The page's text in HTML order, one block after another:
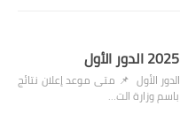
نتائج الثالث المتوسط 2025 الدور الأول 📌 متى موعد إعلان نتائج